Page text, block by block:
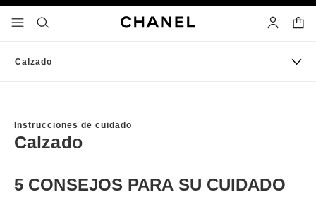
- navegación principal
buscar cuenta
carrito
Calzado
Instrucciones de cuidado
Calzado
5 CONSEJOS PARA SU CUIDADO